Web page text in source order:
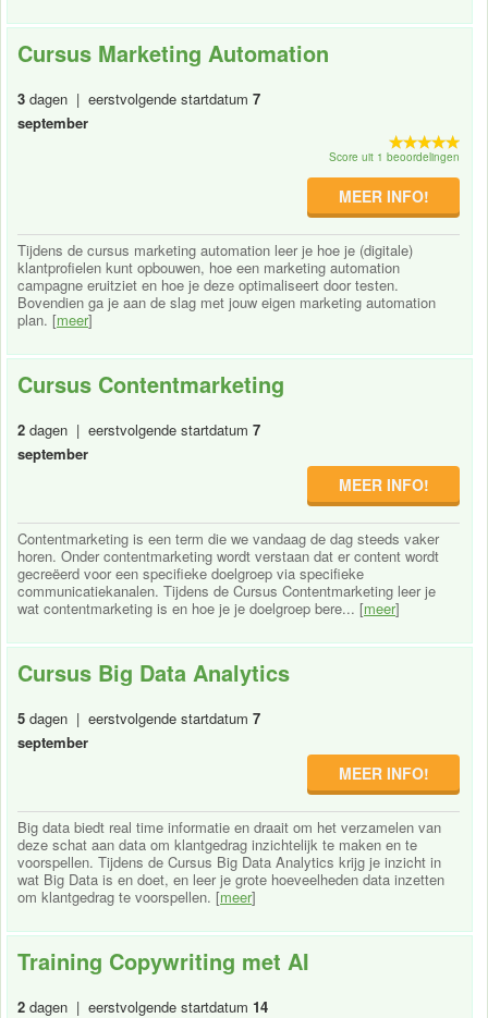
Cursus Marketing Automation
3 dagen | eerstvolgende startdatum 7
september
Score uit 1 beoordelingen
MEER INFO!
Tijdens de cursus marketing automation leer je hoe je (digitale)
klantprofielen kunt opbouwen, hoe een marketing automation
campagne eruitziet en hoe je deze optimaliseert door testen.
Bovendien ga je aan de slag met jouw eigen marketing automation
plan. [meer]
Cursus Contentmarketing
2 dagen | eerstvolgende startdatum 7
september
MEER INFO!
Contentmarketing is een term die we vandaag de dag steeds vaker
horen. Onder contentmarketing wordt verstaan dat er content wordt
gecreëerd voor een specifieke doelgroep via specifieke
communicatiekanalen. Tijdens de Cursus Contentmarketing leer je
wat contentmarketing is en hoe je je doelgroep bere... [meer]
Cursus Big Data Analytics
5 dagen | eerstvolgende startdatum 7
september
MEER INFO!
Big data biedt real time informatie en draait om het verzamelen van
deze schat aan data om klantgedrag inzichtelijk te maken en te
voorspellen. Tijdens de Cursus Big Data Analytics krijg je inzicht in
wat Big Data is en doet, en leer je grote hoeveelheden data inzetten
om klantgedrag te voorspellen. [meer]
Training Copywriting met AI
2 dagen | eerstvolgende startdatum 14